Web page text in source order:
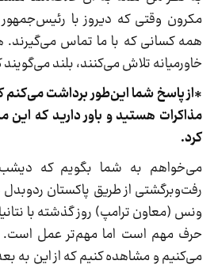
مکرون وقتی که دیروز با
همه کسانی که با ما تماس
خاورمیانه تلاش می‌کنند، بلند
*از پاسخ شما این‌طور برداشت می‌کنم
مذاکرات هستید و باور دارید که این
کرد.
می‌خواهم به شما بگویم که
رفت‌وبرگشتی از طریق پاکستان
ونس (معاون ترامپ) روز گذشته با
حرف مهم است اما مهم‌تر عمل است.
می‌کنیم و مشاهده کنیم که از این به